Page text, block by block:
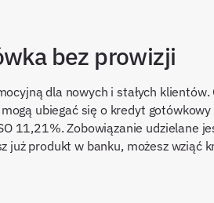
bez prowizji
dla nowych i stałych
ubiegać się o kredyt gotówkowy
11,21%. Zobowiązanie udzielane
już produkt w banku, możesz wziąć